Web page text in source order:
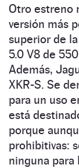
Otro estreno
versión más
superior de
5.0 V8 de
Además,
XKR-S. Se
para un uso
está
porque
prohibitivas:
ninguna para